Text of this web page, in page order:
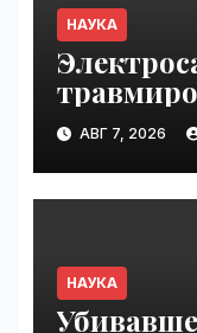
НАУКА
и
и
АВГ 7, 2026
НАУКА